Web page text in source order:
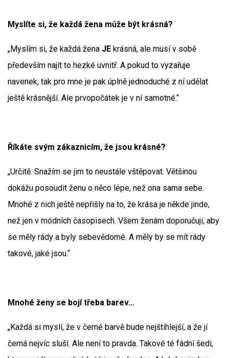
Myslíte si, že každá žena může být krásná?
„Myslím si, že každá žena JE krásná, ale musí v sobě
především najít to hezké uvnitř. A pokud to vyzařuje
navenek, tak pro mne je pak úplně jednoduché z ní udělat
ještě krásnější. Ale prvopočátek je v ní samotné.“
Říkáte svým zákaznicím, že jsou krásné?
„Určitě. Snažím se jim to neustále vštěpovat. Většinou
dokážu posoudit ženu o něco lépe, než ona sama sebe.
Mnohé z nich ještě nepřišly na to, že krása je někde jinde,
než jen v módních časopisech. Všem ženám doporučuji, aby
se měly rády a byly sebevědomé. A měly by se mít rády
takové, jaké jsou.“
Mnohé ženy se bojí třeba barev…
„Každá si myslí, že v černé barvě bude nejštíhlejší, a že jí
černá nejvíc sluší. Ale není to pravda. Takové té fádní šedi,